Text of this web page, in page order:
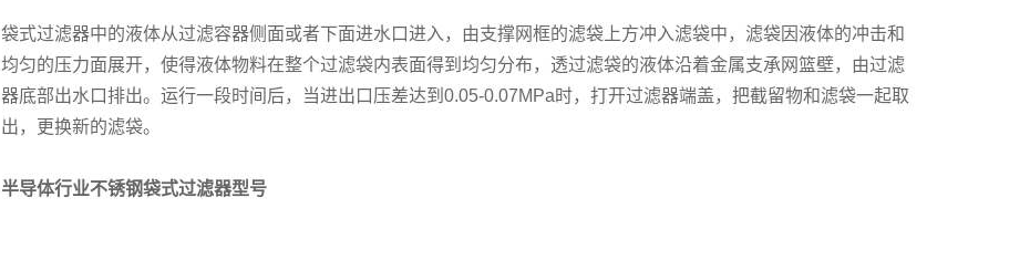
袋式过滤器中的液体从过滤容器侧面或者下面进水口进入，由支撑网框的滤袋上方冲入滤袋中，滤袋因液体的冲击和
均匀的压力面展开，使得液体物料在整个过滤袋内表面得到均匀分布，透过滤袋的液体沿着金属支承网篮壁，由过滤
器底部出水口排出。运行一段时间后，当进出口压差达到0.05-0.07MPa时，打开过滤器端盖，把截留物和滤袋一起取
出，更换新的滤袋。
半导体行业不锈钢袋式过滤器型号